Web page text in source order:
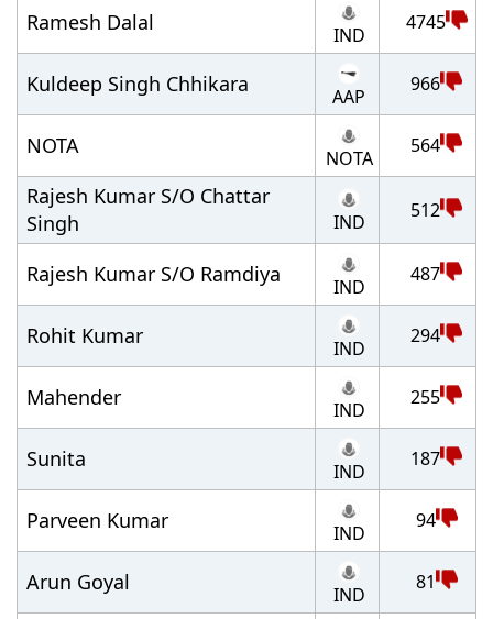
Ramesh Dalal IND
4745
Kuldeep Singh Chhikara AAP
966
NOTA NOTA
564
Rajesh Kumar S/O Chattar
Singh
IND 512
Rajesh Kumar S/O Ramdiya IND
487
Rohit Kumar IND
294
Mahender IND
255
Sunita IND
187
Parveen Kumar IND
94
Arun Goyal IND
81